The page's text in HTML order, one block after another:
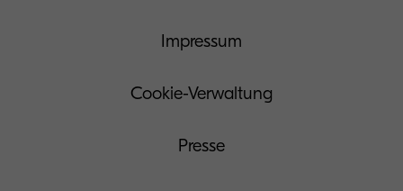
Impressum
Cookie-Verwaltung
Presse